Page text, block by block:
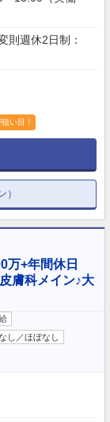
則週休2日制：
い目！
+年間休日
膚科メイン♪大
し／ほぼなし